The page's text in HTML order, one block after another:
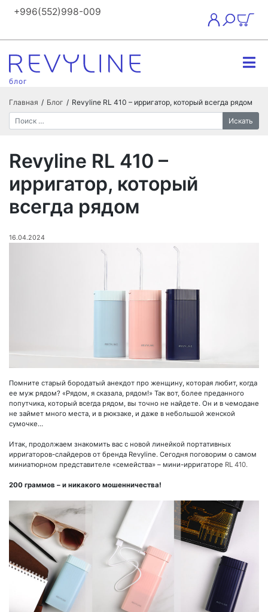
+996(552)998-009
блог
Главная / Блог / Revyline RL 410 – ирригатор, который всегда рядом
Искать
Revyline RL 410 –
ирригатор, который
всегда рядом
16.04.2024
Помните старый бородатый анекдот про женщину, которая любит, когда
ее муж рядом? «Рядом, я сказала, рядом!» Так вот, более преданного
попутчика, который всегда рядом, вы точно не найдете. Он и в чемодане
не займет много места, и в рюкзаке, и даже в небольшой женской
сумочке…
Итак, продолжаем знакомить вас с новой линейкой портативных
ирригаторов-слайдеров от бренда Revyline. Сегодня поговорим о самом
миниатюрном представителе «семейства» – мини-ирригаторе RL 410.
200 граммов – и никакого мошенничества!